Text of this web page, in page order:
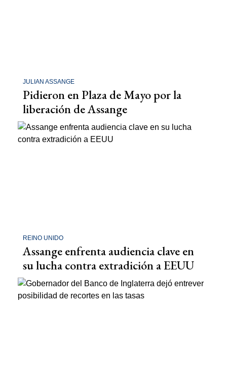
JULIAN ASSANGE
Pidieron en Plaza de Mayo por la
liberación de Assange
REINO UNIDO
Assange enfrenta audiencia clave en
su lucha contra extradición a EEUU